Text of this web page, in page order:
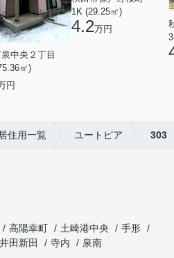
中央２丁目
㎡)
円
1K (29.25㎡)
4.2万円
住用一覧 ユートピア 303
高陽幸町 土崎港中央
手形
田新田 寺内
泉南